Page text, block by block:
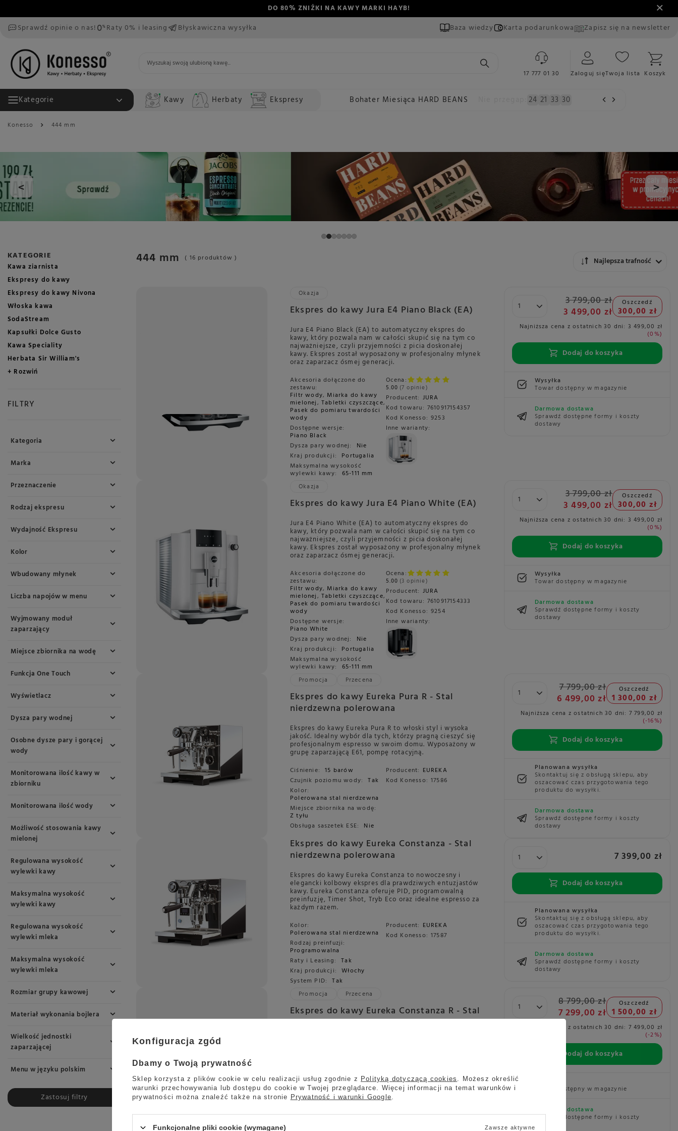
DO 80% ZNIŻKI NA KAWY MARKI HAYB!
Sprawdź opinie o nas!
Raty 0% i leasing Błyskawiczna wysyłka Baza wiedzy Karta podarunkowa Zapisz się na newsletter
17 777 01 30 Zaloguj sięTwoja lista Koszyk
Kategorie Kawy Herbaty Ekspresy Bohater Miesiąca HARD BEANS 24 21 33 29
Konesso 444 mm
< >
KATEGORIE
Kawa ziarnista
Ekspresy do kawy
Ekspresy do kawy Nivona
Włoska kawa
SodaStream
Kapsułki Dolce Gusto
Kawa Speciality
Herbata Sir William's
+ Rozwiń
FILTRY
Kategoria
Marka
Przeznaczenie
Rodzaj ekspresu
Wydajność Ekspresu
Kolor
Wbudowany młynek
Liczba napojów w menu
Wyjmowany moduł
zaparzający
Miejsce zbiornika na wodę
Funkcja One Touch
Wyświetlacz
Dysza pary wodnej
Osobne dysze pary i gorącej
wody
Monitorowana ilość kawy w
zbiorniku
Monitorowana ilość wody
Możliwość stosowania kawy
mielonej
Regulowana wysokość
wylewki kawy
Maksymalna wysokość
wylewki kawy
Regulowana wysokość
wylewki mleka
Maksymalna wysokość
wylewki mleka
Rozmiar grupy kawowej
Materiał wykonania bojlera
Wielkość jednostki
zaparzającej
Menu w języku polskim
Zastosuj filtry
444 mm ( 16 produktów ) Zmień sortowanie
Najlepsza trafność
Okazja
Ekspres do kawy Jura E4 Piano Black (EA)
Jura E4 Piano Black (EA) to automatyczny ekspres do
kawy, który pozwala nam w całości skupić się na tym co
najważniejsze, czyli przyjemności z picia doskonałej
kawy. Ekspres został wyposażony w profesjonalny młynek
oraz zaparzacz ósmej generacji.
Akcesoria dołączone do
zestawu:
Filtr wody, Miarka do kawy
mielonej,Tabletki czyszczące,
Pasek do pomiaru twardości
wody
Dostępne wersje:
Piano Black
Dysza pary wodnej:
Nie
Kraj produkcji: Portugalia
Maksymalna wysokość
wylewki kawy: 65-111 mm
Ocena:
5.00 7 opinie
Producent: JURA
Kod towaru: 7610917154357
Kod Konesso: 9253
Inne warianty:
3 799,00 zł
3 499,00 zł
Oszczedź
300,00 zł
Najniższa cena z ostatnich 30 dni: 3 499,00 zł
0%
Dodaj do koszyka
Wysyłka
Towar dostępny w magazynie
Darmowa dostawa
Sprawdź dostępne formy i koszty
dostawy
Okazja
Ekspres do kawy Jura E4 Piano White (EA)
Jura E4 Piano White (EA) to automatyczny ekspres do
kawy, który pozwala nam w całości skupić się na tym co
najważniejsze, czyli przyjemności z picia doskonałej
kawy. Ekspres został wyposażony w profesjonalny młynek
oraz zaparzacz ósmej generacji.
Akcesoria dołączone do
zestawu:
Filtr wody, Miarka do kawy
mielonej,Tabletki czyszczące,
Pasek do pomiaru twardości
wody
Dostępne wersje:
Piano White
Dysza pary wodnej:
Nie
Kraj produkcji: Portugalia
Maksymalna wysokość
wylewki kawy: 65-111 mm
Ocena:
5.00 3 opinie
Producent: JURA
Kod towaru: 7610917154333
Kod Konesso: 9254
Inne warianty:
3 799,00 zł
3 499,00 zł
Oszczedź
300,00 zł
Najniższa cena z ostatnich 30 dni: 3 499,00 zł
0%
Dodaj do koszyka
Wysyłka
Towar dostępny w magazynie
Darmowa dostawa
Sprawdź dostępne formy i koszty
dostawy
Promocja Przecena
Ekspres do kawy Eureka Pura R - Stal
nierdzewna polerowana
Ekspres do kawy Eureka Pura R to włoski styl i wysoka
jakość. Idealny wybór dla tych, którzy pragną cieszyć się
profesjonalnym espresso w swoim domu. Wyposażony w
grupę zaparzającą E61, pompę rotacyjną.
Ciśnienie: 15 barów
Czujnik poziomu wody: Tak
Kolor:
Polerowana stal nierdzewna
Miejsce zbiornika na wodę:
Z tyłu
Obsługa saszetek ESE: Nie
Producent: EUREKA
Kod Konesso: 17586
7 799,00 zł
6 499,00 zł
Oszczedź
1 300,00 zł
Najniższa cena z ostatnich 30 dni: 7 799,00 zł
-16%
Dodaj do koszyka
Planowana wysyłka
Skontaktuj się z obsługą sklepu, aby
oszacować czas przygotowania tego
produktu do wysyłki.
Darmowa dostawa
Sprawdź dostępne formy i koszty
dostawy
Ekspres do kawy Eureka Constanza - Stal
nierdzewna polerowana
Ekspres do kawy Eureka Constanza to nowoczesny i
elegancki kolbowy ekspres dla prawdziwych entuzjastów
kawy. Eureka Constanza oferuje PID, programowalną
preinfuzję, Timer Shot, Tryb Eco oraz idealne espresso za
każdym razem.
Kolor:
Polerowana stal nierdzewna
Rodzaj preinfuzji:
Programowalna
Raty i Leasing: Tak
Kraj produkcji: Włochy
System PID: Tak
Producent: EUREKA
Kod Konesso: 17587
7 399,00 zł
Dodaj do koszyka
Planowana wysyłka
Skontaktuj się z obsługą sklepu, aby
oszacować czas przygotowania tego
produktu do wysyłki.
Darmowa dostawa
Sprawdź dostępne formy i koszty
dostawy
Promocja Przecena
Ekspres do kawy Eureka Constanza R - Stal
nierdzewna polerowana
rotacyjną.
Programowany czas
włączenia: Tak
Producent: EUREKA
Kod towaru:
8 799,00 zł
7 299,00 zł
Oszczedź
1 500,00 zł
Najniższa cena z ostatnich 30 dni: 7 499,00 zł
-2%
Dodaj do koszyka
Towar dostępny w magazynie
Darmowa dostawa
Sprawdź dostępne formy i koszty
Konfiguracja zgód
Dbamy o Twoją prywatność
Sklep korzysta z plików cookie w celu realizacji usług zgodnie z Polityką dotyczącą cookies
. Możesz określić
warunki przechowywania lub dostępu do cookie w Twojej przeglądarce. Więcej informacji na temat warunków i
prywatności można znaleźć także na stronie Prywatność i warunki Google
Funkcjonalne pliki cookie (wymagane) Zawsze aktywne